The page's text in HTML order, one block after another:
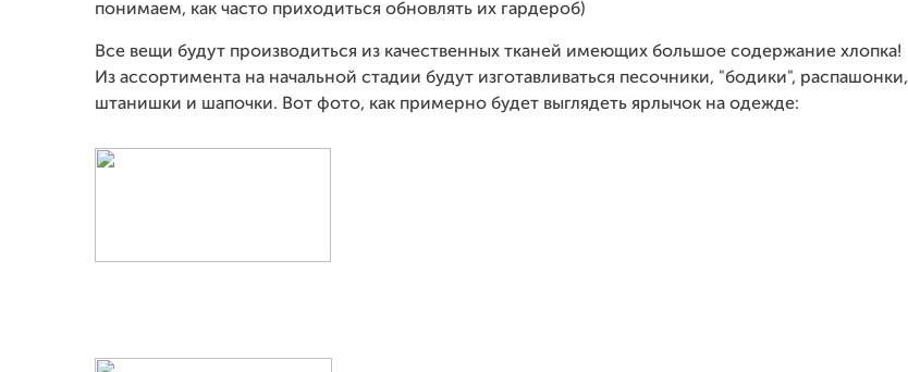
понимаем, как часто приходиться обновлять их гардероб)
Все вещи будут производиться из качественных тканей имеющих большое содержание хлопка!
Из ассортимента на начальной стадии будут изготавливаться песочники, "бодики", распашонки,
штанишки и шапочки. Вот фото, как примерно будет выглядеть ярлычок на одежде: